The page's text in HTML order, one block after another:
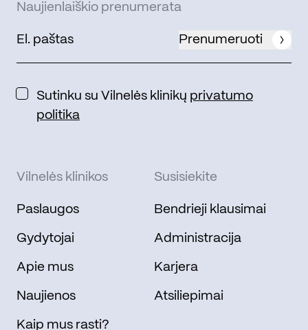
Naujienlaiškio prenumerata
Prenumeruoti
Sutinku su Vilnelės klinikų privatumo
politika
Vilnelės klinikos
Paslaugos
Gydytojai
Apie mus
Naujienos
Kaip mus rasti?
Susisiekite
Bendrieji klausimai
Administracija
Karjera
Atsiliepimai